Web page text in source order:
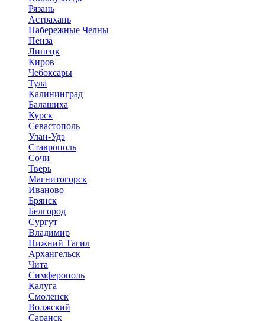
Рязань
Астрахань
Набережные Челны
Пенза
Липецк
Киров
Чебоксары
Тула
Калининград
Балашиха
Курск
Севастополь
Улан-Удэ
Ставрополь
Сочи
Тверь
Магнитогорск
Иваново
Брянск
Белгород
Сургут
Владимир
Нижний Тагил
Архангельск
Чита
Симферополь
Калуга
Смоленск
Волжский
Саранск